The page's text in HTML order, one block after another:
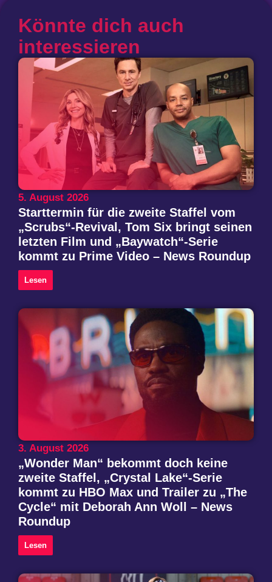
Könnte dich auch
interessieren
5. August 2026
Starttermin für die zweite Staffel vom
„Scrubs“-Revival, Tom Six bringt seinen
letzten Film und „Baywatch“-Serie
kommt zu Prime Video – News Roundup
Lesen
3. August 2026
„Wonder Man“ bekommt doch keine
zweite Staffel, „Crystal Lake“-Serie
kommt zu HBO Max und Trailer zu „The
Cycle“ mit Deborah Ann Woll – News
Roundup
Lesen